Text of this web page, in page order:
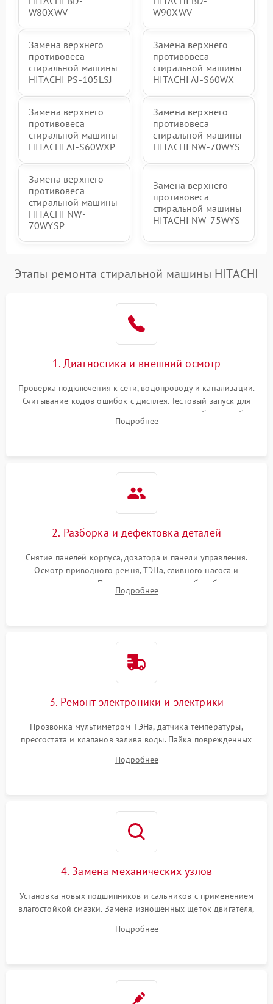
W80XWV
W90XWV
Замена верхнего
противовеса
стиральной машины
HITACHI PS-105LSJ
Замена верхнего
противовеса
стиральной машины
HITACHI AJ-S60WX
Замена верхнего
противовеса
стиральной машины
HITACHI AJ-S60WXP
Замена верхнего
противовеса
стиральной машины
HITACHI NW-70WYS
Замена верхнего
противовеса
стиральной машины
HITACHI NW-
70WYSP
Замена верхнего
противовеса
стиральной машины
HITACHI NW-75WYS
Этапы ремонта стиральной машины HITACHI
1. Диагностика и внешний осмотр
Проверка подключения к сети, водопроводу и канализации.
Считывание кодов ошибок с дисплея. Тестовый запуск для
выявления посторонних шумов, протечек или сбоев в работе
электронного модуля управления.
Подробнее
2. Разборка и дефектовка деталей
Снятие панелей корпуса, дозатора и панели управления.
Осмотр приводного ремня, ТЭНа, сливного насоса и
амортизаторов. Проверка подшипников барабана и
крестовины на износ, а манжеты люка на разрывы.
Подробнее
3. Ремонт электроники и электрики
Прозвонка мультиметром ТЭНа, датчика температуры,
прессостата и клапанов залива воды. Пайка поврежденных
Восстановление целостности проводки и контактов.
Подробнее
4. Замена механических узлов
Установка новых подшипников и сальников с применением
влагостойкой смазки. Замена изношенных щеток двигателя,
или поврежденной резиновой манжеты.
Подробнее